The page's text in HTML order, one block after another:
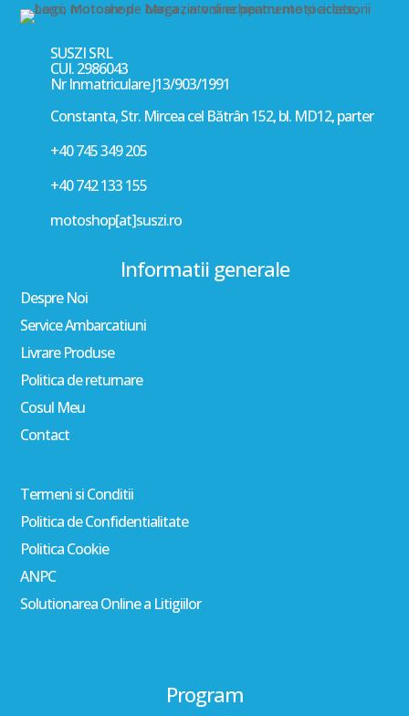
SUSZI SRL
CUI. 2986043
Nr Inmatriculare J13/903/1991
Constanta, Str. Mircea cel Bătrân 152, bl. MD12, parter
+40 745 349 205
+40 742 133 155
motoshop[at]suszi.ro
Informatii generale
Despre Noi
Service Ambarcatiuni
Livrare Produse
Politica de returnare
Cosul Meu
Contact
Termeni si Conditii
Politica de Confidentialitate
Politica Cookie
ANPC
Solutionarea Online a Litigiilor
Program